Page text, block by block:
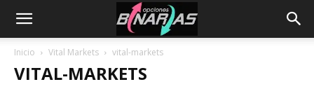
Inicio Vital Markets vital-markets
VITAL-MARKETS